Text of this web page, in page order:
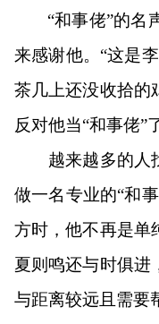
“和事佬”的名
来感谢他。“这是
茶几上还没收拾的
反对他当“和事佬”
越来越多的人找
做一名专业的“和
方时，他不再是单
夏则鸣还与时俱进
与距离较远且需要